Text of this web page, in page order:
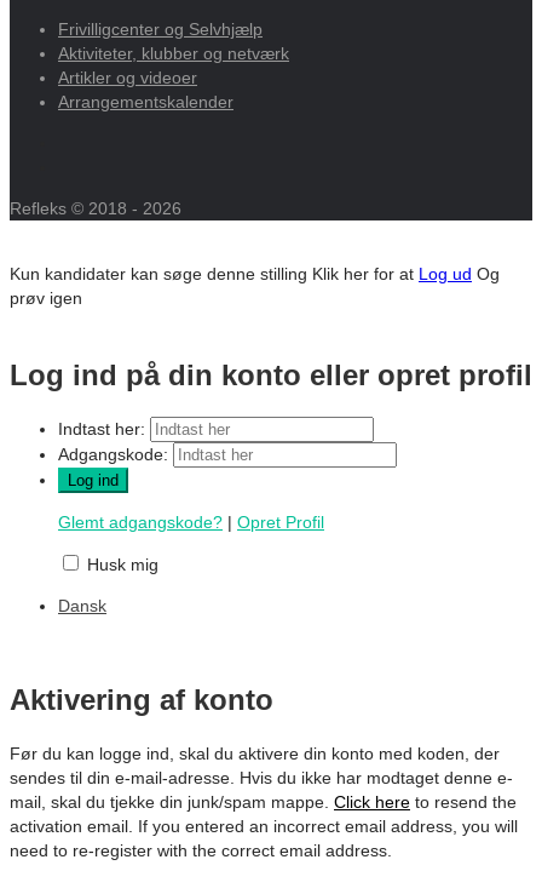
Frivilligcenter og Selvhjælp
Aktiviteter, klubber og netværk
Artikler og videoer
Arrangementskalender
Refleks © 2018 - 2026
Kun kandidater kan søge denne stilling Klik her for at Log ud Og
prøv igen
Log ind på din konto eller opret profil
Indtast her:
Adgangskode:
Glemt adgangskode? | Opret Profil
Husk mig
Dansk
Aktivering af konto
Før du kan logge ind, skal du aktivere din konto med koden, der
sendes til din e-mail-adresse. Hvis du ikke har modtaget denne e-
mail, skal du tjekke din junk/spam mappe. Click here to resend the
activation email. If you entered an incorrect email address, you will
need to re-register with the correct email address.